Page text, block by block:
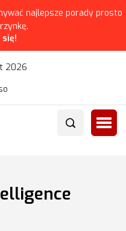
najlepsze porady prosto
się!
2026